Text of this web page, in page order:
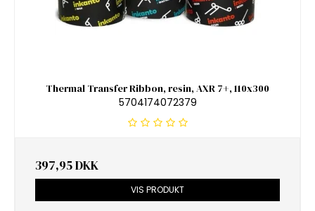
Thermal Transfer Ribbon, resin, AXR 7+, 110x300
5704174072379
397,95 DKK
VIS PRODUKT